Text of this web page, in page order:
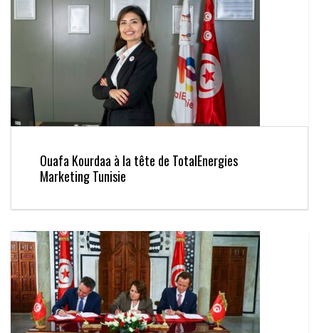
Ouafa Kourdaa à la tête de TotalEnergies
Marketing Tunisie